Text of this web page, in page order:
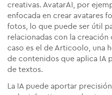
creativas. AvatarAI, por
enfocada en crear avatares
fotos, lo que puede ser útil
relacionadas con la
caso es el de Articoolo, una
de contenidos que aplica IA
de textos.
La IA puede aportar